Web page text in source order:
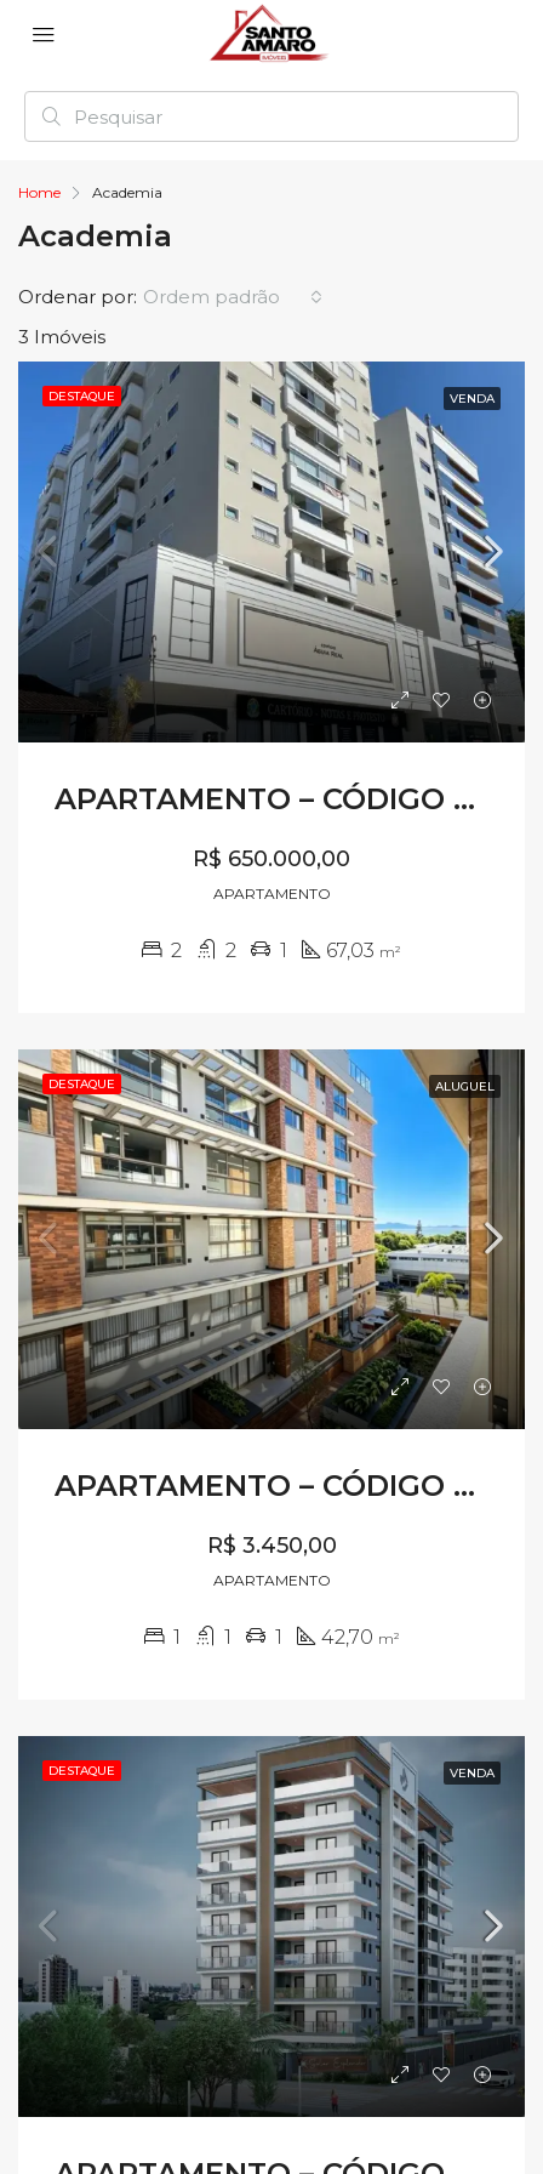
Home Academia
Academia
3 Imóveis
Ordenar por: Ordem padrão
DESTAQUE VENDA
APARTAMENTO – CÓDIGO AV762
R$ 650.000,00
APARTAMENTO
2 2 1 67,03 m²
DESTAQUE ALUGUEL
APARTAMENTO – CÓDIGO AL715
R$ 3.450,00
APARTAMENTO
1 1 1 42,70 m²
DESTAQUE VENDA